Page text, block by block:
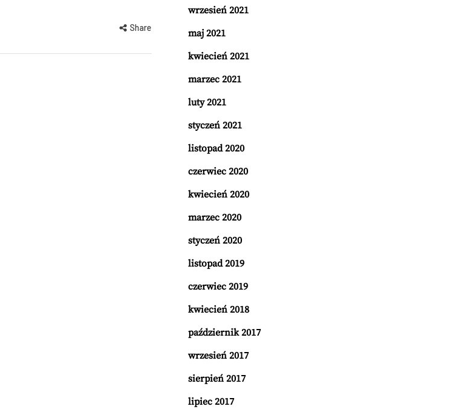
Share
wrzesień 2021
maj 2021
kwiecień 2021
marzec 2021
luty 2021
styczeń 2021
listopad 2020
czerwiec 2020
kwiecień 2020
marzec 2020
styczeń 2020
listopad 2019
czerwiec 2019
kwiecień 2018
październik 2017
wrzesień 2017
sierpień 2017
lipiec 2017